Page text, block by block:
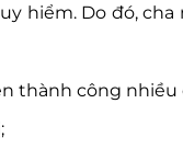
hiểm. Do đó,
thành công